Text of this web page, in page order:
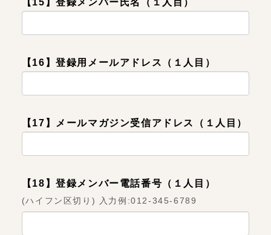
【16】登録用メールアドレス（１人目）
【17】メールマガジン受信アドレス（１人目）
【18】登録メンバー電話番号（１人目）
(ハイフン区切り) 入力例:012-345-6789